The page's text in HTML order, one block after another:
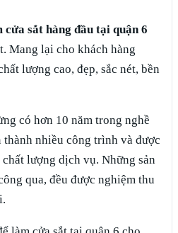
cửa sắt hàng đầu tại quận 6
Mang lại cho khách hàng
lượng cao, đẹp, sắc nét, bền
có hơn 10 năm trong nghề
nhiều công trình và được
lượng dịch vụ. Những sản
qua, đều được nghiệm thu